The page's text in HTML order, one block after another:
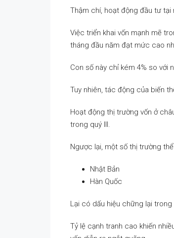
Thậm chí, hoạt động đầu tư
Việc triển khai vốn mạnh mẽ
tháng đầu năm đạt mức cao
Con số này chỉ kém 4% so với
Tuy nhiên, tác động của biến
Hoạt động thị trường vốn ở
trong quý III.
Ngược lại, một số thị trường
Nhật Bản
Hàn Quốc
Lại có dấu hiệu chững lại trong
Tỷ lệ cạnh tranh cao khiến